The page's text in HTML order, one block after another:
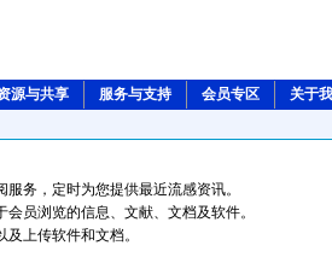
源与共享 服务与支持 会员专区
关于
务，定时为您提供最近流感资讯。
员浏览的信息、文献、文档及软件。
上传软件和文档。